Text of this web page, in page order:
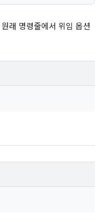
래 명령줄에서 위임 옵션